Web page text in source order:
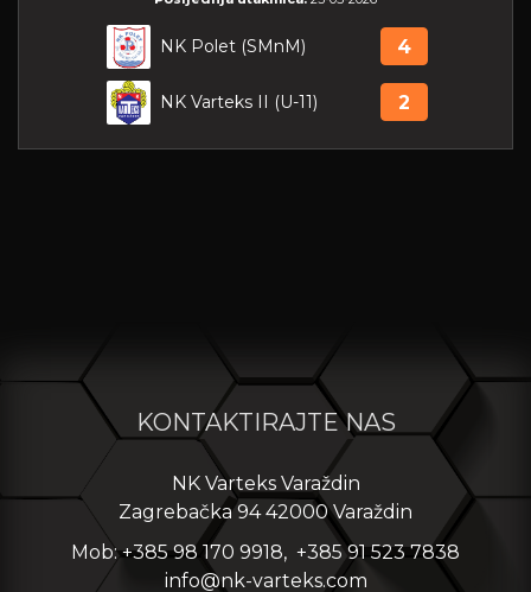
NK Polet (SMnM) 4
NK Varteks II (U-11) 2
KONTAKTIRAJTE NAS
NK Varteks Varaždin
Zagrebačka 94 42000 Varaždin
Mob: +385 98 170 9918, +385 91 523 7838
info@nk-varteks.com